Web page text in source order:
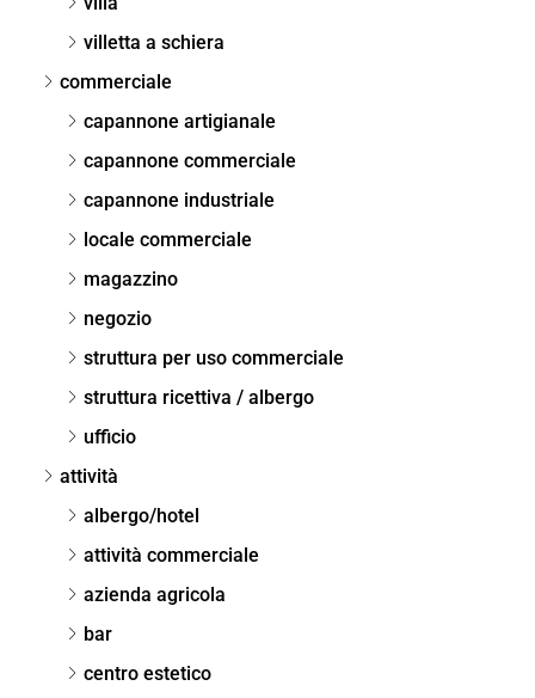
villetta a schiera
commerciale
capannone artigianale
capannone commerciale
capannone industriale
locale commerciale
magazzino
negozio
struttura per uso commerciale
struttura ricettiva / albergo
ufficio
attività
albergo/hotel
attività commerciale
azienda agricola
bar
centro estetico